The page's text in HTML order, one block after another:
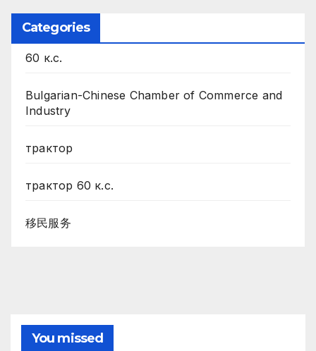
Categories
60 к.с.
Bulgarian-Chinese Chamber of Commerce and
Industry
трактор
трактор 60 к.с.
移民服务
You missed